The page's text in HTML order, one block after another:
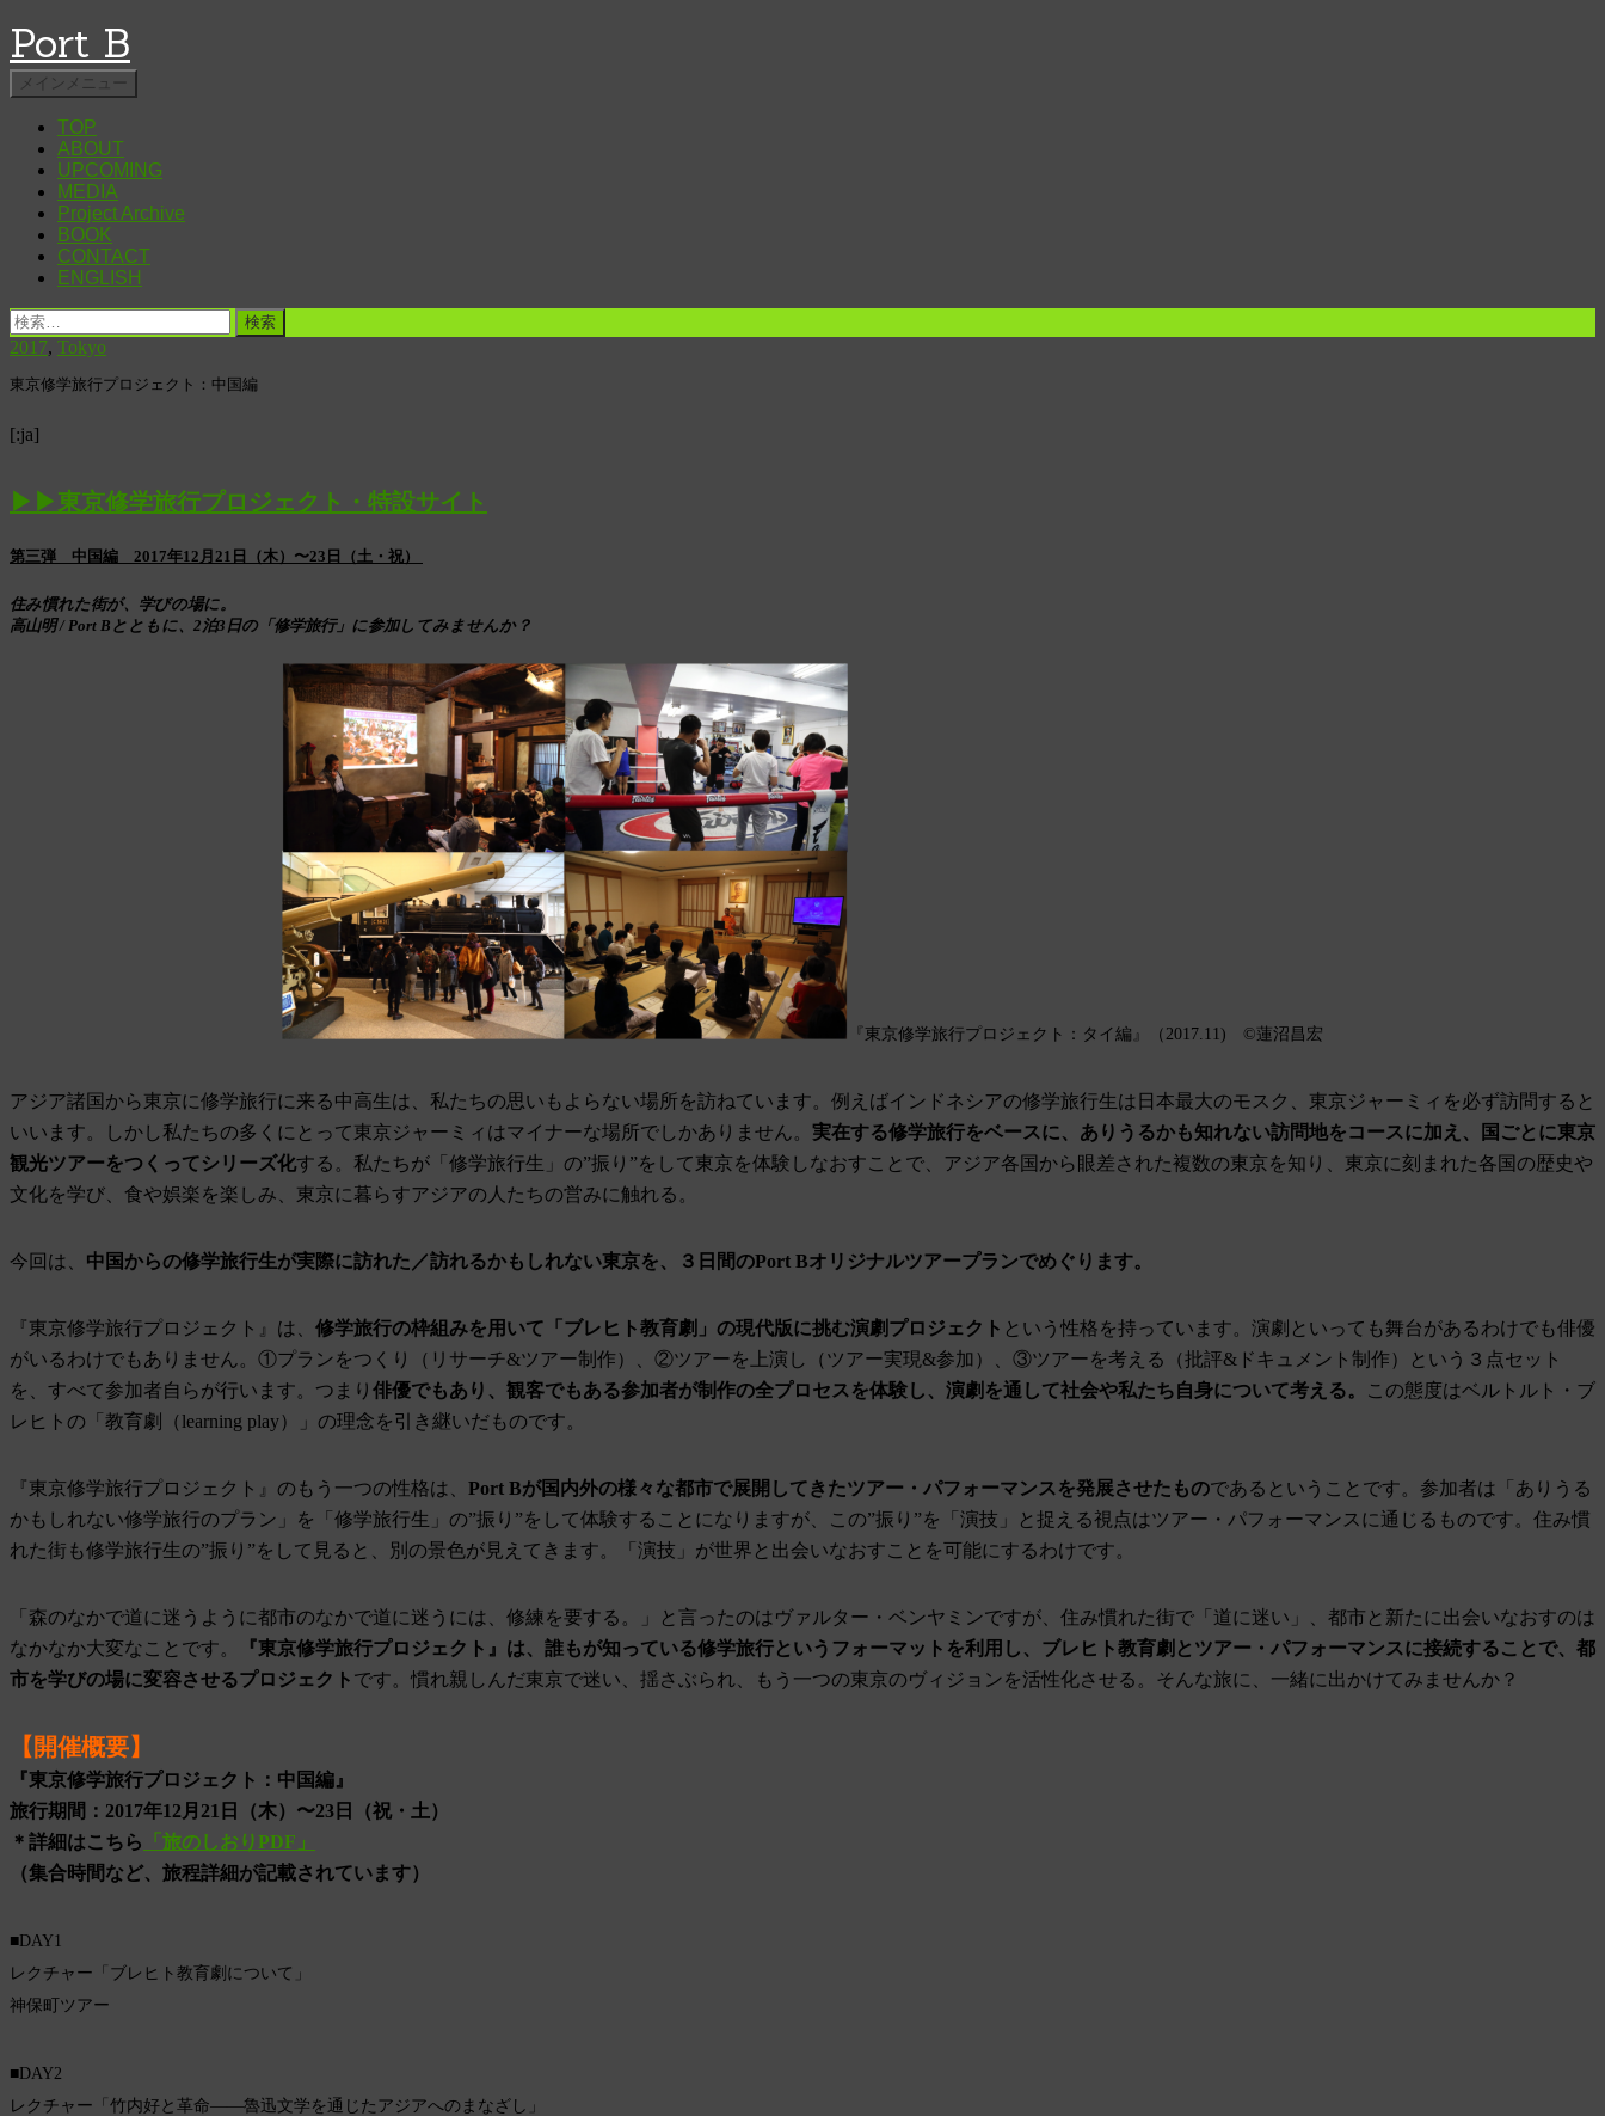
Port B
検
索
メインメニュー
ン
ツ
へ
キ
ッ
プ
TOP
ABOUT
UPCOMING
MEDIA
Project Archive
BOOK
CONTACT
ENGLISH
検
索:
2017, Tokyo
東京修学旅行プロジェクト：中国編
[:ja]
▶︎▶︎東京修学旅行プロジェクト・特設サイト
第三弾 中国編 2017年12月21日（木）〜23日（土・祝）
住み慣れた街が、学びの場に。
高山明 / Port Bとともに、2泊3日の「修学旅行」に参加してみませんか？
『東京修学旅行プロジェクト：タイ編』（2017.11) ©蓮沼昌宏
アジア諸国から東京に修学旅行に来る中高生は、私たちの思いもよらない場所を訪ねています。例えばインドネシアの修学旅行生は日本最大のモスク、東京ジャーミィを必ず訪問すると
いいます。しかし私たちの多くにとって東京ジャーミィはマイナーな場所でしかありません。 実在する修学旅行をベースに、ありうるかも知れない訪問地をコースに加え、国ごとに東京
観光ツアーをつくってシリーズ化する。私たちが「修学旅行生」の”振り”をして東京を体験しなおすことで、アジア各国から眼差された複数の東京を知り、東京に刻まれた各国の歴史や
文化を学び、食や娯楽を楽しみ、東京に暮らすアジアの人たちの営みに触れる。
今回は、 中国 からの修学旅行生が実際に訪れた／訪れるかもしれない東京を、３日間のPort Bオリジナルツアープランでめぐります。
『東京修学旅行プロジェクト』は、 修学旅行の枠組みを用いて「ブレヒト教育劇」の現代版に挑む演劇プロジェクト という性格を持っています。演劇といっても舞台があるわけでも俳優
がいるわけでもありません。①プランをつくり（リサーチ&ツアー制作）、②ツアーを上演し（ツアー実現&参加）、③ツアーを考える（批評&ドキュメント制作）という３点セット
を、すべて参加者自らが行います。つまり 俳優でもあり、観客でもある参加者が制作の全プロセスを体験し、演劇を通して社会や私たち自身について考える。
この態度はベルトルト・ブ
レヒトの「教育劇（learning play）」の理念を引き継いだものです。
『東京修学旅行プロジェクト』のもう一つの性格は、 Port Bが国内外の様々な都市で展開してきたツアー・パフォーマンスを発展させたものであるということです。参加者は「ありうる
かもしれない修学旅行のプラン」を「修学旅行生」の”振り”をして体験することになりますが、この”振り”を「演技」と捉える視点はツアー・パフォーマンスに通じるものです。住み慣
れた街も修学旅行生の”振り”をして見ると、別の景色が見えてきます。「演技」が世界と出会いなおすことを可能にするわけです。
「森のなかで道に迷うように都市のなかで道に迷うには、修練を要する。」と言ったのはヴァルター・ベンヤミンですが、住み慣れた街で「道に迷い」、都市と新たに出会いなおすのは
なかなか大変なことです。
『東京修学旅行プロジェクト』は、誰もが知っている修学旅行というフォーマットを利用し、ブレヒト教育劇とツアー・パフォーマンスに接続することで、都
市を学びの場に変容させるプロジェクト です。慣れ親しんだ東京で迷い、揺さぶられ、もう一つの東京のヴィジョンを活性化させる。そんな旅に、一緒に出かけてみませんか？
【開催概要】
『東京修学旅行プロジェクト：中国編』
旅行期間：2017年12月21日（木）〜23日（祝・土）
＊詳細はこちら
「旅のしおりPDF」
（集合時間など、旅程詳細が記載されています）
■DAY1
レクチャー「ブレヒト教育劇について」
神保町ツアー
■ DAY2
レクチャー「竹内好と革命——魯迅文学を通じたアジアへのまなざし」